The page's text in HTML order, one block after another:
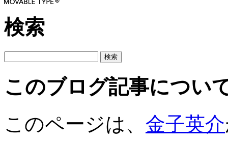
検索
このブログ記事につい
このページは、 金子英介